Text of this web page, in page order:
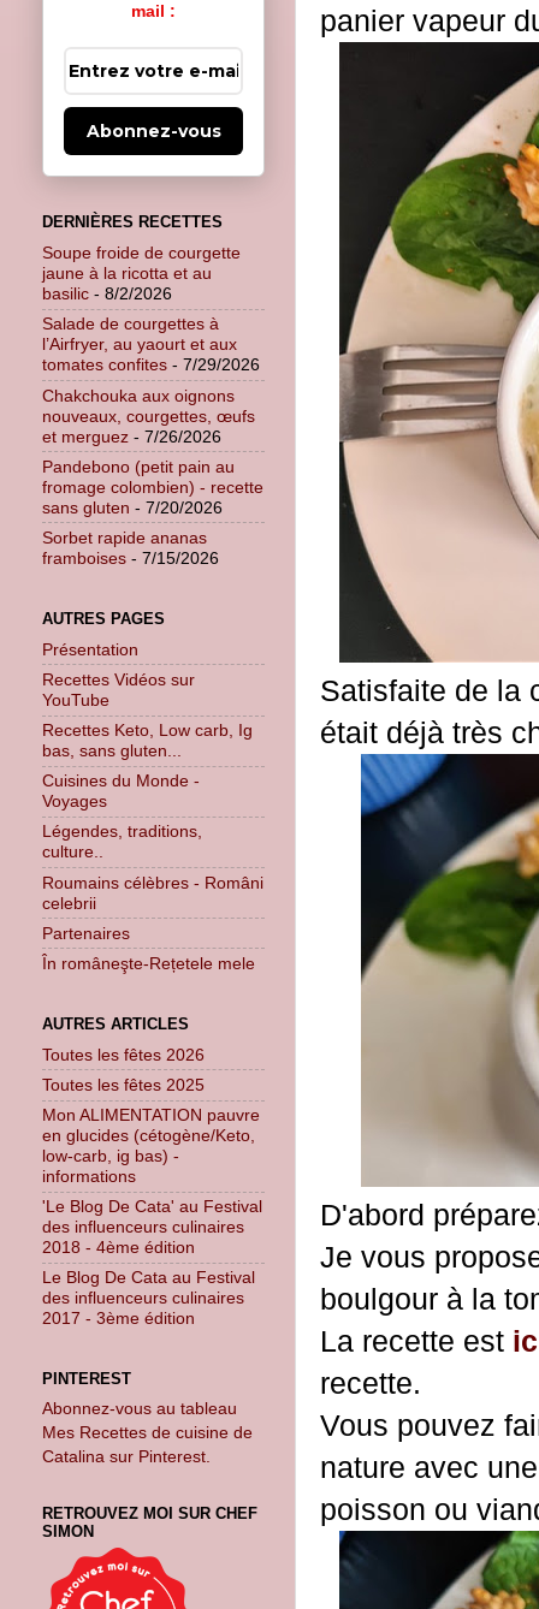
panier vapeur
Satisfaite de la
était déjà très
D'abord
Je vous
boulgour à la
La recette est ic
recette.
Vous pouvez
nature avec
poisson ou
mail :
Abonnez-vous
DERNIÈRES RECETTES
Soupe froide de courgette
jaune à la ricotta et au
basilic - 8/2/2026
Salade de courgettes à
l’Airfryer, au yaourt et aux
tomates confites - 7/29/2026
Chakchouka aux oignons
nouveaux, courgettes, œufs
et merguez - 7/26/2026
Pandebono (petit pain au
fromage colombien) - recette
sans gluten - 7/20/2026
Sorbet rapide ananas
framboises - 7/15/2026
AUTRES PAGES
Présentation
Recettes Vidéos sur
YouTube
Recettes Keto, Low carb, Ig
bas, sans gluten...
Cuisines du Monde -
Voyages
Légendes, traditions,
culture..
Roumains célèbres - Români
celebrii
Partenaires
În româneşte-Rețetele mele
AUTRES ARTICLES
Toutes les fêtes 2026
Toutes les fêtes 2025
Mon ALIMENTATION pauvre
en glucides (cétogène/Keto,
low-carb, ig bas) -
informations
'Le Blog De Cata' au Festival
des influenceurs culinaires
2018 - 4ème édition
Le Blog De Cata au Festival
des influenceurs culinaires
2017 - 3ème édition
PINTEREST
Abonnez-vous au tableau
Mes Recettes de cuisine de
Catalina sur Pinterest.
RETROUVEZ MOI SUR CHEF
SIMON